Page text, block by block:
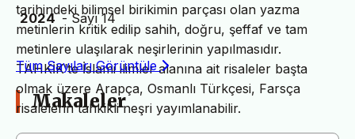
tarihindeki bilimsel birikimin parçası olan yazma
metinlerin kritik edilip sahih, doğru, şeffaf ve tam
metinlere ulaşılarak neşirlerinin yapılmasıdır.
TAHKİK’te İslami ilimler alanına ait risaleler başta
olmak üzere Arapça, Osmanlı Türkçesi, Farsça
risalelerin tahkikli neşri yayımlanabilir.
2024 - Sayı 14
Tüm Sayıları Görüntüle
Makaleler